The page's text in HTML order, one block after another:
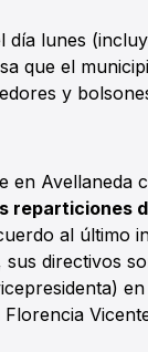
día lunes
que el
y
en Avellaneda
reparticiones
al último
sus directivos